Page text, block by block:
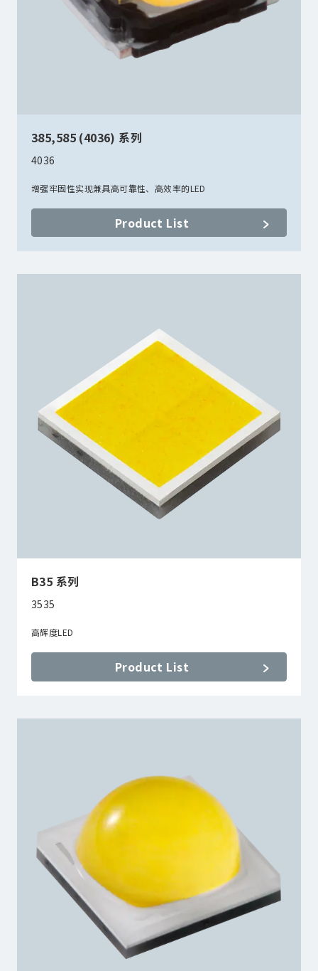
385,585 (4036) 系列
4036
增强牢固性实现兼具高可靠性、高效率的LED
Product List
B35 系列
3535
高辉度LED
Product List